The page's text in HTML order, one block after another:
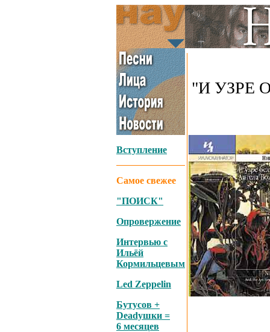
Вступление
Самое свежее
"ПОИСК"
Опровержение
Интервью с
Ильёй
Кормильцевым
Led Zeppelin
Бутусов +
Deadушки =
6 месяцев
"И УЗРЕ